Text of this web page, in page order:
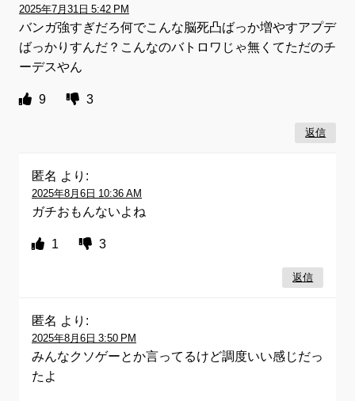
2025年7月31日 5:42 PM
バンガ強すぎだろ何でこんな脳死凸ばっか増やすアプデ
ばっかりすんだ？こんなのバトロワじゃ無くてただのチ
ーデスやん
9 3
返信
匿名 より:
2025年8月6日 10:36 AM
ガチおもんないよね
1 3
返信
匿名 より:
2025年8月6日 3:50 PM
みんなクソゲーとか言ってるけど調度いい感じだっ
たよ